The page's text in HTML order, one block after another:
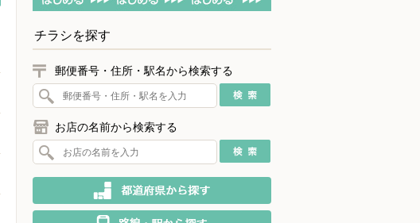
チラシを探す
郵便番号・住所・駅名から検索する
お店の名前から検索する